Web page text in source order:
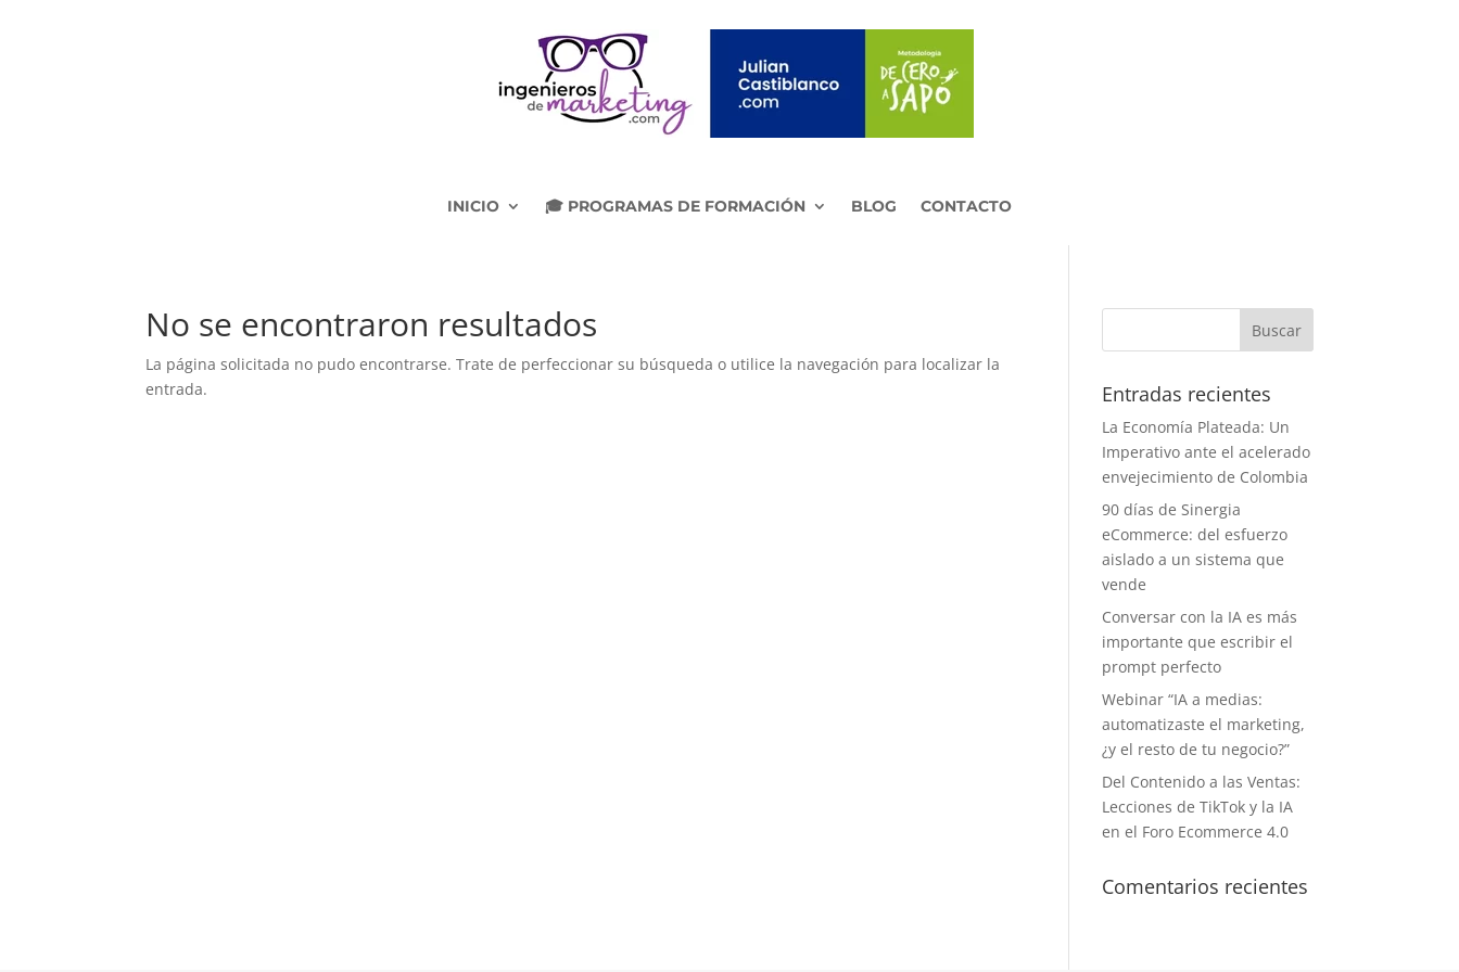
INICIO 🎓 PROGRAMAS DE FORMACIÓN BLOG CONTACTO
No se encontraron resultados
La página solicitada no pudo encontrarse. Trate de perfeccionar su búsqueda o utilice la navegación para localizar la
entrada.
Entradas recientes
La Economía Plateada: Un
Imperativo ante el acelerado
envejecimiento de Colombia
90 días de Sinergia
eCommerce: del esfuerzo
aislado a un sistema que
vende
Conversar con la IA es más
importante que escribir el
prompt perfecto
Webinar “IA a medias:
automatizaste el marketing,
¿y el resto de tu negocio?”
Del Contenido a las Ventas:
Lecciones de TikTok y la IA
en el Foro Ecommerce 4.0
Comentarios recientes